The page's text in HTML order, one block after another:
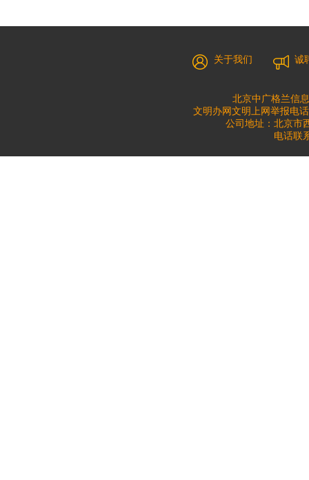
关于我们 诚
北京中广格兰信
文明办网文明上网举报电
公司地址：北京市
电话联